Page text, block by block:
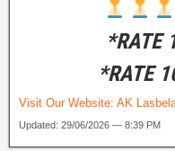
*RATE
*RATE
Visit Our Website: AK
Updated: 29/06/2026 — 8:39 PM